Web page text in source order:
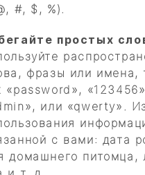
#, $, %).
простых
фразы или имена,
«password»,
или «qwerty».
с вами: дата
домашнего питомца,